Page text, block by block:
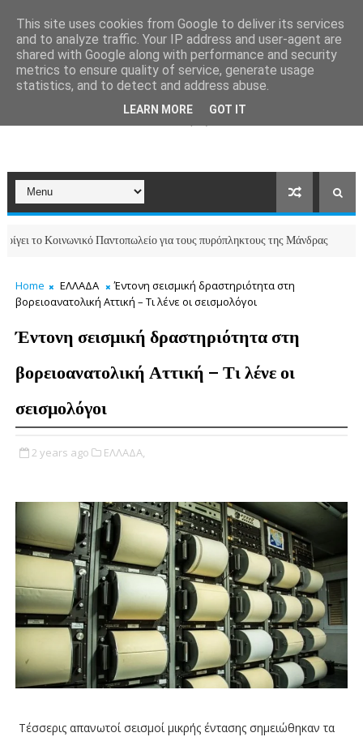
Κοινωνικό Παντοπωλείο για τους πυρόπληκτους της Μάνδρας ΒΡΙΛΗΣΣΙΑ
Home ΕΛΛΑΔΑ
Έντονη σεισμική δραστηριότητα στη
βορειοανατολική Αττική – Τι λένε οι σεισμολόγοι
Έντονη σεισμική δραστηριότητα στη
βορειοανατολική Αττική – Τι λένε οι
σεισμολόγοι
2 years ago ΕΛΛΑΔΑ,
Τέσσερις απανωτοί σεισμοί μικρής έντασης σημειώθηκαν τα
This site uses cookies from Google to deliver its services
and to analyze traffic. Your IP address and user-agent are
shared with Google along with performance and security
metrics to ensure quality of service, generate usage
statistics, and to detect and address abuse.
LEARN MORE GOT IT